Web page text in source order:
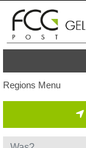
Regions Menu